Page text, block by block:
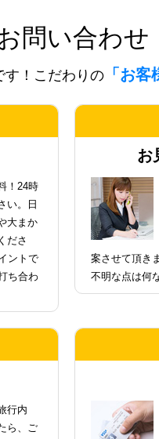
問い合わせ
す！こだわりの 「お
！24時
い。日
大まか
ださ
ントで
ち合わ
お
案させて頂き
不明な点は何
行内
ら、ご